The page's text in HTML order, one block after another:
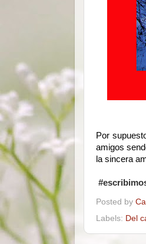
Por
amigos
la sincera
Posted by
Labels: Del